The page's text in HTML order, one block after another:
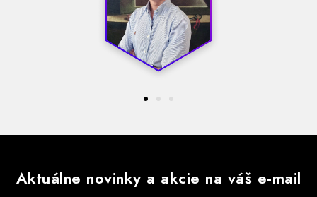
Aktuálne novinky a akcie na váš e-mail